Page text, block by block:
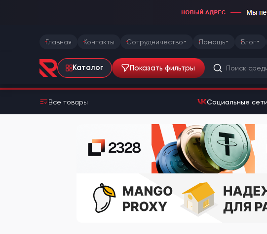
Главная Контакты Сотрудничество Помощь Блог
Каталог Показать фильтры
Все товары Социальные сети